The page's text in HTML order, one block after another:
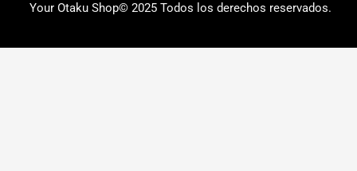
Your Otaku Shop© 2025 Todos los derechos reservados.